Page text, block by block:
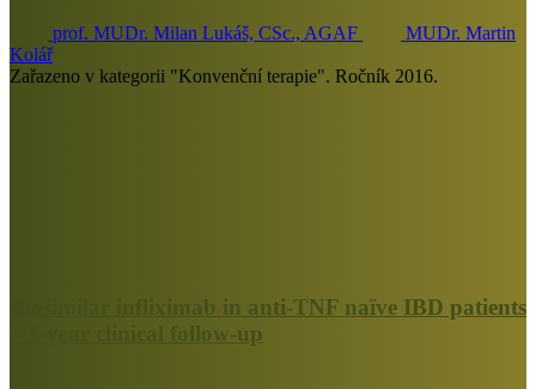
prof. MUDr. Milan Lukáš, CSc., AGAF
MUDr. Martin
Kolář
Zařazeno v kategorii "Konvenční terapie". Ročník 2016.
Biosimilar infliximab in anti-TNF naïve IBD patients
– 1-year clinical follow-up